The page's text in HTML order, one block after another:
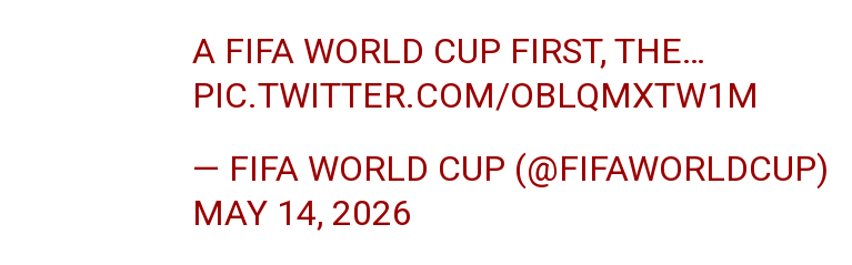
A FIFA WORLD CUP FIRST, THE…
PIC.TWITTER.COM/OBLQMXTW1M
— FIFA WORLD CUP (@FIFAWORLDCUP)
MAY 14, 2026